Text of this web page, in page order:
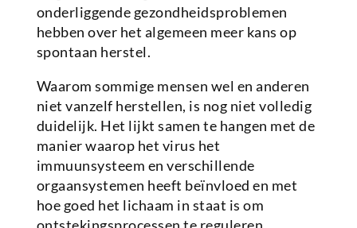
onderliggende gezondheidsproblemen
hebben over het algemeen meer kans op
spontaan herstel.
Waarom sommige mensen wel en anderen
niet vanzelf herstellen, is nog niet volledig
duidelijk. Het lijkt samen te hangen met de
manier waarop het virus het
immuunsysteem en verschillende
orgaansystemen heeft beïnvloed en met
hoe goed het lichaam in staat is om